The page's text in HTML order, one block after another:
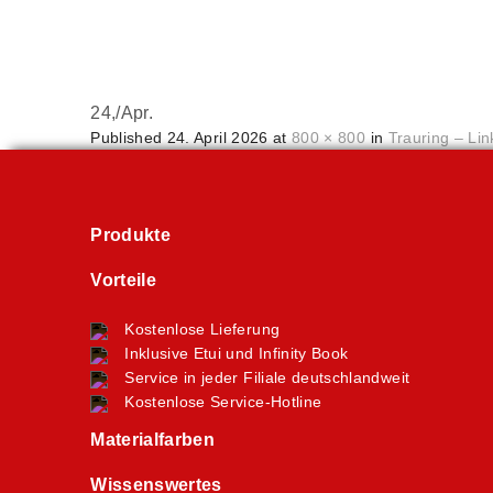
24,/Apr.
Published 24. April 2026 at800 × 800 in Trauring –
Produkte
Vorteile
Kostenlose Lieferung
Inklusive Etui und Infinity Book
Service in jeder Filiale deutschlandweit
Kostenlose Service-Hotline
Materialfarben
Wissenswertes